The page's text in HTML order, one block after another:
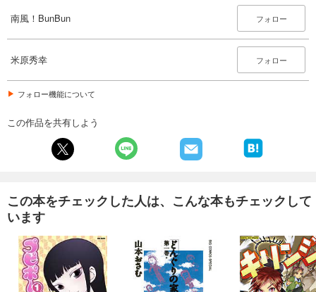
南風！BunBun フォロー
米原秀幸 フォロー
フォロー機能について
この作品を共有しよう
この本をチェックした人は、こんな本もチェックして
います